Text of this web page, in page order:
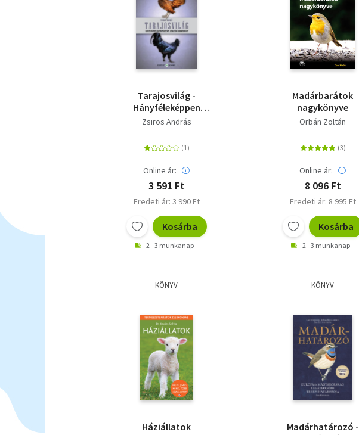
Tarajosvilág -
Hányféleképpen
hajthat hasznot a
baromfiudvar?
Zsiros András
Online ár:
3 591 Ft
Eredeti ár: 3 990 Ft
Kosárba
2 - 3 munkanap
Madárbarátok
nagykönyve
Orbán Zoltán
Online ár:
8 096 Ft
Eredeti ár: 8 995 Ft
Kosárba
2 - 3 munkanap
KÖNYV
Háziállatok
KÖNYV
Madárhatározó -